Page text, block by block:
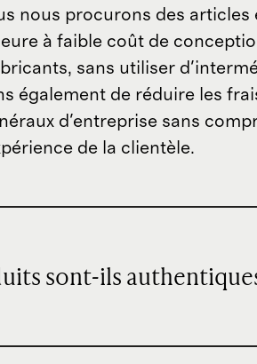
nous procurons des articles
à faible coût de
sans utiliser
également de réduire les
d'entreprise sans
de la clientèle.
sont-ils